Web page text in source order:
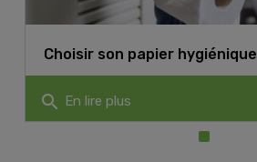
Choisir son papier hygiénique
search En lire plus